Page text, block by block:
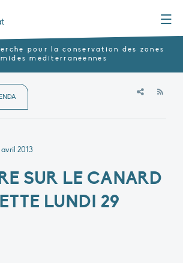
pour la conservation des zones
méditerranéennes
avril 2013
SUR LE CANARD
LUNDI 29